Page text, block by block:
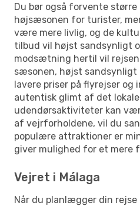
Du bør også forvente større
højsæsonen for turister,
være mere livlig, og de
tilbud vil højst sandsynligt
modsætning hertil vil
sæsonen, højst sandsynligt
lavere priser på flyrejser og
autentisk glimt af det lokale
udendørsaktiviteter kan
af vejrforholdene, vil du
populære attraktioner er
giver mulighed for et mere
Vejret i Málaga
Når du planlægger din rejse